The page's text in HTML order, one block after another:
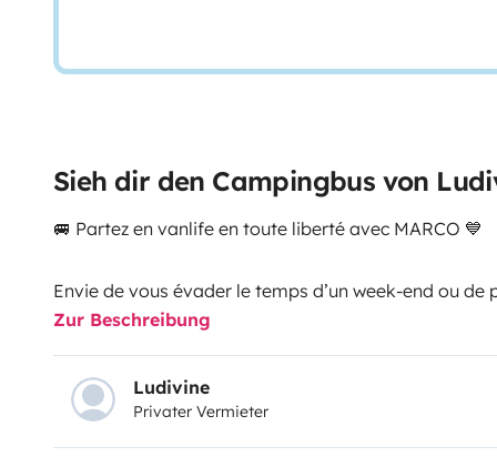
Sieh dir den Campingbus von
🚐 Partez en vanlife en toute liberté avec MARCO 💙
Envie de vous évader le temps d’un week-end ou
?
Mon Mercedes Marco Polo 300d 4x4 est prêt à vous
toute simplicité.
Zur Beschreibung
Ludivine
Privater Vermieter